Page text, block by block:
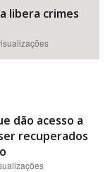
libera crimes
dão acesso a
recuperados